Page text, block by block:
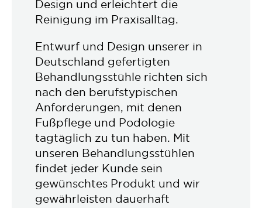
Design und erleichtert die
Reinigung im Praxisalltag.
Entwurf und Design unserer in
Deutschland gefertigten
Behandlungsstühle richten sich
nach den berufstypischen
Anforderungen, mit denen
Fußpflege und Podologie
tagtäglich zu tun haben. Mit
unseren Behandlungsstühlen
findet jeder Kunde sein
gewünschtes Produkt und wir
gewährleisten dauerhaft